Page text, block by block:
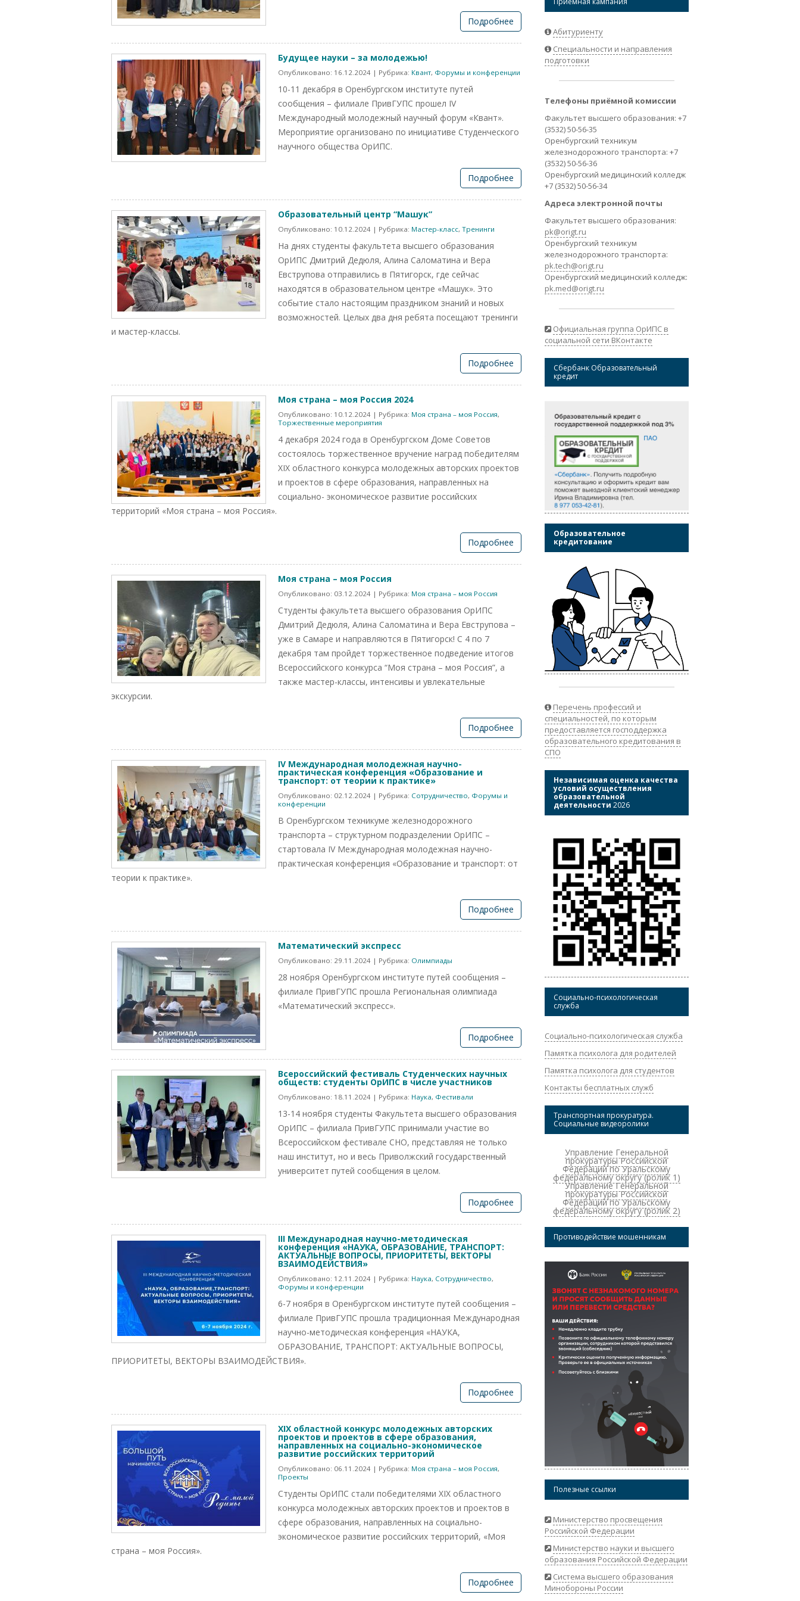
Подробнее
Будущее науки – за молодежью!
Опубликовано: 16.12.2024 | Рубрика: Квант, Форумы и конференции
10-11 декабря в Оренбургском институте путей
сообщения – филиале ПривГУПС прошел IV
Международный молодежный научный форум «Квант».
Мероприятие организовано по инициативе Студенческого
научного общества ОрИПС.
Подробнее
Образовательный центр “Машук”
Опубликовано: 10.12.2024 | Рубрика: Мастер-класс, Тренинги
На днях студенты факультета высшего образования
ОрИПС Дмитрий Дедюля, Алина Саломатина и Вера
Евструпова отправились в Пятигорск, где сейчас
находятся в образовательном центре «Машук». Это
событие стало настоящим праздником знаний и новых
возможностей. Целых два дня ребята посещают тренинги
и мастер-классы.
Подробнее
Моя страна – моя Россия 2024
Опубликовано: 10.12.2024 | Рубрика: Моя страна – моя Россия,
Торжественные мероприятия
4 декабря 2024 года в Оренбургском Доме Советов
состоялось торжественное вручение наград победителям
XIX областного конкурса молодежных авторских проектов
и проектов в сфере образования, направленных на
социально- экономическое развитие российских
территорий «Моя страна – моя Россия».
Подробнее
Моя страна – моя Россия
Опубликовано: 03.12.2024 | Рубрика: Моя страна – моя Россия
Студенты факультета высшего образования ОрИПС
Дмитрий Дедюля, Алина Саломатина и Вера Евструпова –
уже в Самаре и направляются в Пятигорск! С 4 по 7
декабря там пройдет торжественное подведение итогов
Всероссийского конкурса “Моя страна – моя Россия”, а
также мастер-классы, интенсивы и увлекательные
экскурсии.
Подробнее
IV Международная молодежная научно-
практическая конференция «Образование и
транспорт: от теории к практике»
Опубликовано: 02.12.2024 | Рубрика: Сотрудничество, Форумы и
конференции
В Оренбургском техникуме железнодорожного
транспорта – структурном подразделении ОрИПС –
стартовала IV Международная молодежная научно-
практическая конференция «Образование и транспорт: от
теории к практике».
Подробнее
Математический экспресс
Опубликовано: 29.11.2024 | Рубрика: Олимпиады
28 ноября Оренбургском институте путей сообщения –
филиале ПривГУПС прошла Региональная олимпиада
«Математический экспресс».
Подробнее
Всероссийский фестиваль Студенческих научных
обществ: студенты ОрИПС в числе участников
Опубликовано: 18.11.2024 | Рубрика: Наука, Фестивали
13-14 ноября студенты Факультета высшего образования
ОрИПС – филиала ПривГУПС принимали участие во
Всероссийском фестивале СНО, представляя не только
наш институт, но и весь Приволжский государственный
университет путей сообщения в целом.
Подробнее
III Международная научно-методическая
конференция «НАУКА, ОБРАЗОВАНИЕ, ТРАНСПОРТ:
АКТУАЛЬНЫЕ ВОПРОСЫ, ПРИОРИТЕТЫ, ВЕКТОРЫ
ВЗАИМОДЕЙСТВИЯ»
Опубликовано: 12.11.2024 | Рубрика: Наука, Сотрудничество,
Форумы и конференции
6-7 ноября в Оренбургском институте путей сообщения –
филиале ПривГУПС прошла традиционная Международная
научно-методическая конференция «НАУКА,
ОБРАЗОВАНИЕ, ТРАНСПОРТ: АКТУАЛЬНЫЕ ВОПРОСЫ,
ПРИОРИТЕТЫ, ВЕКТОРЫ ВЗАИМОДЕЙСТВИЯ».
Подробнее
XIХ областной конкурс молодежных авторских
проектов и проектов в сфере образования,
направленных на социально-экономическое
развитие российских территорий
Опубликовано: 06.11.2024 | Рубрика: Моя страна – моя Россия,
Проекты
Студенты ОрИПС стали победителями XIХ областного
конкурса молодежных авторских проектов и проектов в
сфере образования, направленных на социально-
экономическое развитие российских территорий, «Моя
страна – моя Россия».
Подробнее
Абитуриенту
Специальности и направления
подготовки
Телефоны приёмной комиссии
Факультет высшего образования: +7
(3532) 50-56-35
Оренбургский техникум
железнодорожного транспорта: +7
(3532) 50-56-36
Оренбургский медицинский колледж
+7 (3532) 50-56-34
Адреса электронной почты
Факультет высшего образования:
pk@origt.ru
Оренбургский техникум
железнодорожного транспорта:
pk.tech@origt.ru
Оренбургский медицинский колледж:
pk.med@origt.ru
Официальная группа ОрИПС в
социальной сети ВКонтакте
Сбербанк Образовательный
кредит
Образовательное
кредитование
Перечень профессий и
специальностей, по которым
предоставляется господдержка
образовательного кредитования в
СПО
Независимая оценка качества
условий осуществления
образовательной
деятельности 2026
Социально-психологическая
служба
Социально-психологическая служба
Памятка психолога для родителей
Памятка психолога для студентов
Контакты бесплатных служб
Транспортная прокуратура.
Социальные видеоролики
Управление Генеральной
прокуратуры Российской
Федерации по Уральскому
федеральному округу (ролик 1)
Управление Генеральной
прокуратуры Российской
Федерации по Уральскому
федеральному округу (ролик 2)
Противодействие мошенникам
Полезные ссылки
Министерство просвещения
Российской Федерации
Министерство науки и высшего
образования Российской Федерации
Система высшего образования
Минобороны России